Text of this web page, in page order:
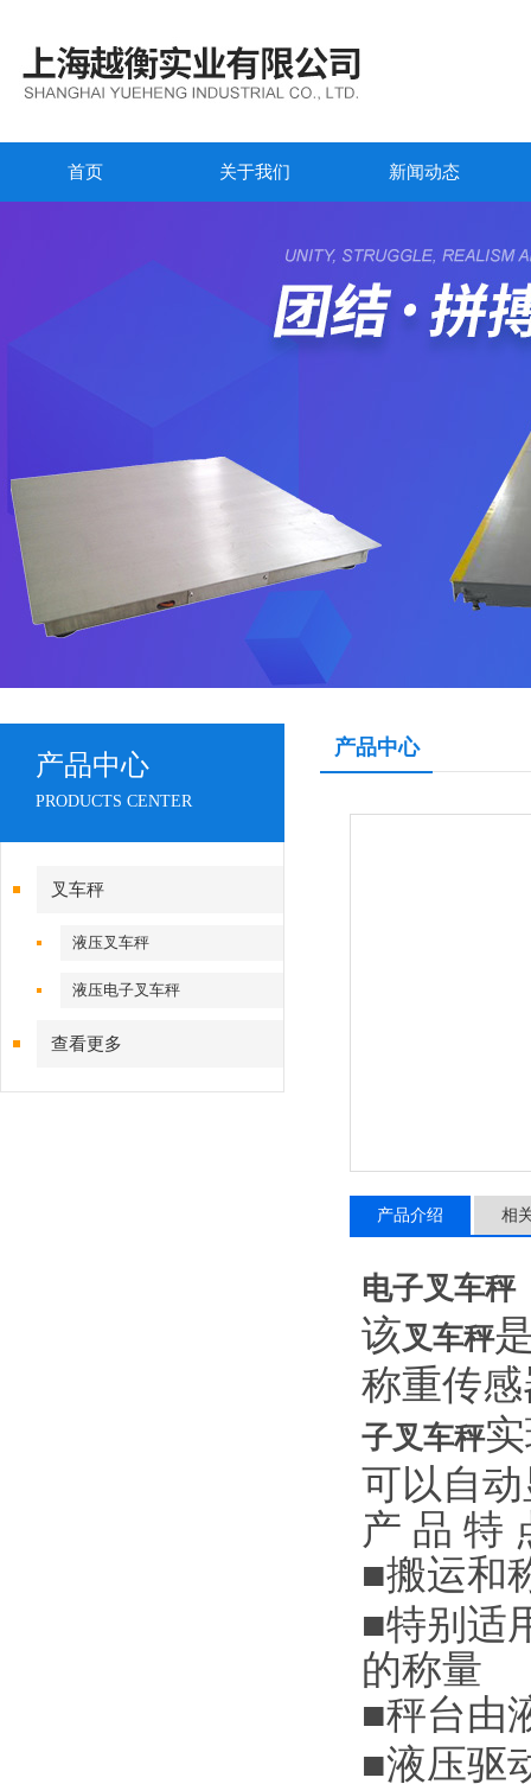
首页 关于我们 新闻动态
产品中心
PRODUCTS CENTER
叉车秤
液压叉车秤
液压电子叉车秤
查看更多
产品中心
产品介绍 相
电子叉车秤
该叉车秤
称重传
子叉车秤
可以自
产 品 特
■搬运和
■特别适
的称量
■秤台由
■液压驱